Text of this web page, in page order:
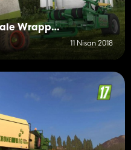
Claas Rollant 250 With Bale Wrapper Arm
11 Nisan 2018